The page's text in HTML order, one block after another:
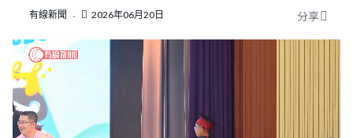
有線新聞 2026年06月20日 分享